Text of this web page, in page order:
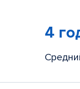
4